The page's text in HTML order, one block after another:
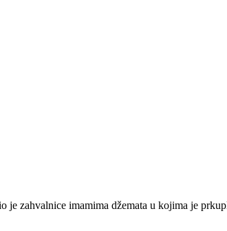
zahvalnice imamima džemata u kojima je